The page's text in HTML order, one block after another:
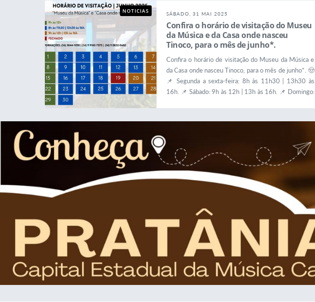
NOTICIAS SÁBADO, 31 MAI 2025
Confira o horário de visitação do Museu
da Música e da Casa onde nasceu
Tinoco, para o mês de junho*.
Confira o horário de visitação do Museu da Música e
da Casa onde nasceu Tinoco, para o mês de junho*. 🤠
📌 Segunda a sexta-feira: 8h às 11h30 | 13h30 às
16h. 📌 Sábado: 9h às 12h | 13h às 16h. 📌 Domingo:
16h. *A Diretoria de Turismo tem seu expediente de